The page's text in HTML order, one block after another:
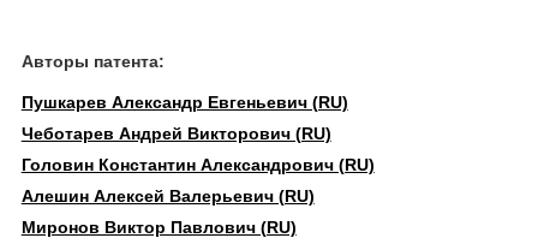
Авторы патента:
Пушкарев Александр Евгеньевич (RU)
Чеботарев Андрей Викторович (RU)
Головин Константин Александрович (RU)
Алешин Алексей Валерьевич (RU)
Миронов Виктор Павлович (RU)